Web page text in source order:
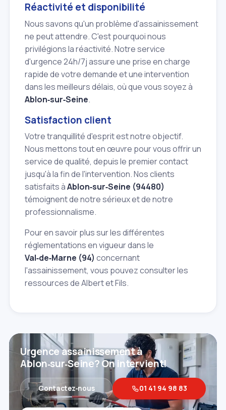
Réactivité et disponibilité
Nous savons qu'un problème d'assainissement
ne peut attendre. C'est pourquoi nous
privilégions la réactivité. Notre service
d'urgence 24h/7j assure une prise en charge
rapide de votre demande et une intervention
dans les meilleurs délais, où que vous soyez à
Ablon‑sur‑Seine.
Satisfaction client
Votre tranquillité d'esprit est notre objectif.
Nous mettons tout en œuvre pour vous offrir un
service de qualité, depuis le premier contact
jusqu'à la fin de l'intervention. Nos clients
satisfaits àAblon‑sur‑Seine (94480)
témoignent de notre sérieux et de notre
professionnalisme.
Pour en savoir plus sur les différentes
réglementations en vigueur dans le
Val‑de‑Marne (94) concernant
l'assainissement, vous pouvez consulter les
ressources de Albert et Fils.
Urgence assainissement à
Ablon‑sur‑Seine? On intervient!
Contactez‑nous 01 41 94 98 83